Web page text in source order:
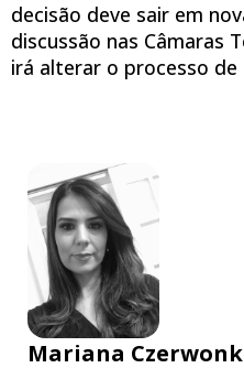
decisão deve sair em
discussão nas Câmaras
irá alterar o processo
Mariana